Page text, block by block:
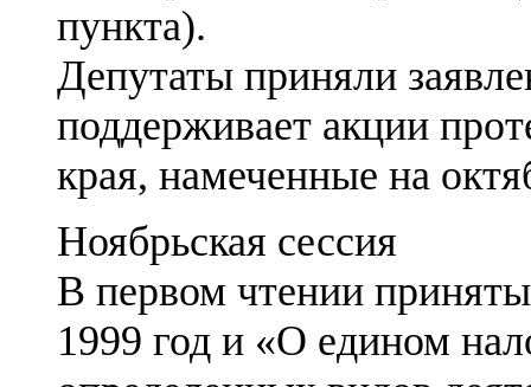
пункта).
Депутаты приняли
поддерживает акции
края, намеченные на
Ноябрьская сессия
В первом чтении
1999 год и «О едином